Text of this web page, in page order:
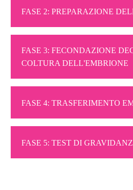
FASE 2: PREPARAZIONE
FASE 3: FECONDAZIONE
COLTURA DELL'EMBRIONE
FASE 4: TRASFERIMENTO
FASE 5: TEST DI